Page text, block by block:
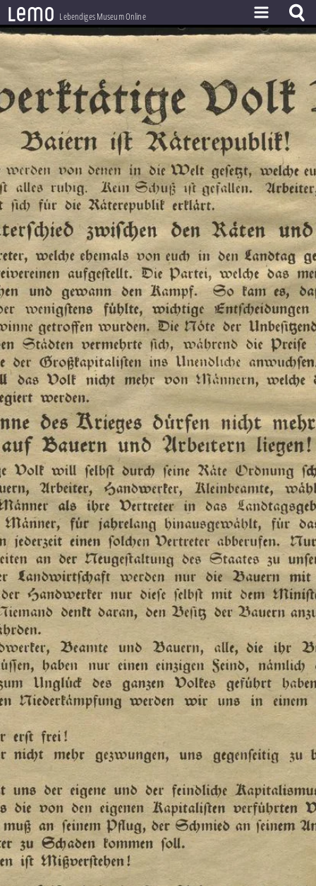
lemo Lebendiges Museum Online
ZEITSTRAHL
THEMEN
ZEITZEUGEN
BESTAND
LERNEN
PROJEKT